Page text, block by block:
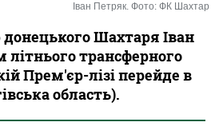
Іван Петряк. Фото: ФК Шахтар
Шахтаря Іван
трансферного
Прем'єр-лізі перейде в
область).